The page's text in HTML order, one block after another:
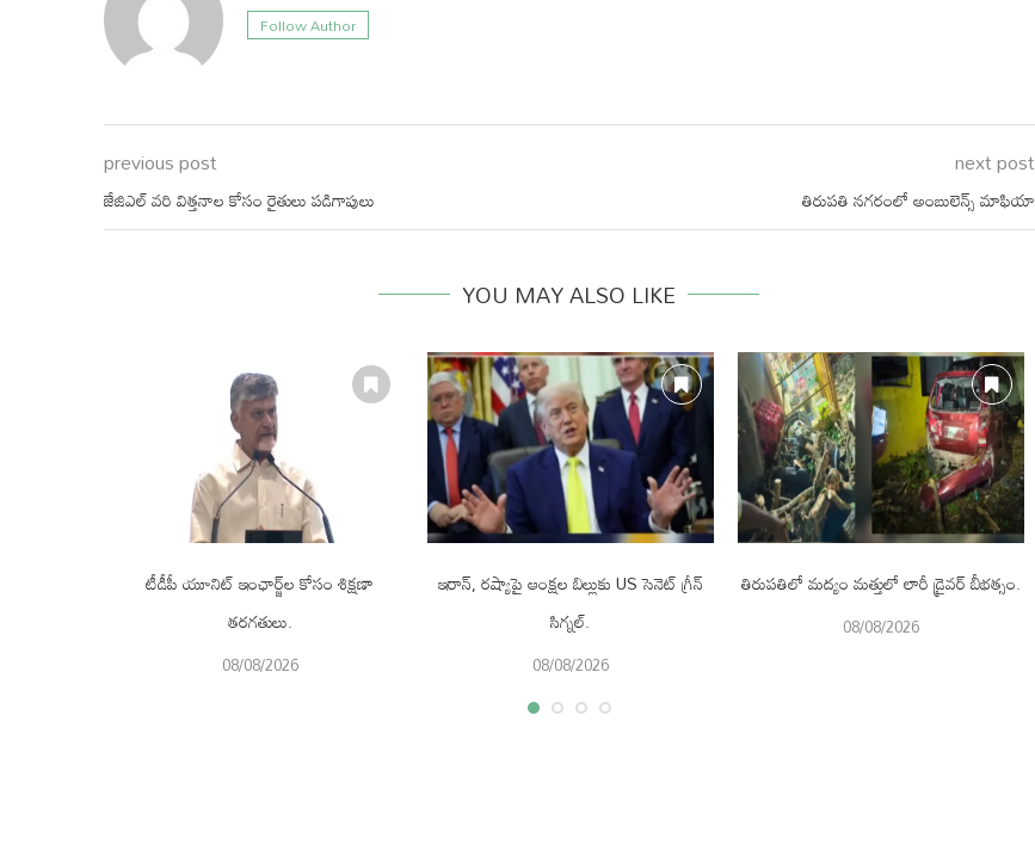
Follow Author
previous post
జేజిఎల్ వరి విత్తనాల కోసం రైతులు పడిగాపులు
next post
తిరుపతి నగరంలో అంబులెన్స్ మాఫియా
YOU MAY ALSO LIKE
టీడీపీ యూనిట్ ఇంఛార్జ్‌ల కోసం శిక్షణా
తరగతులు.
08/08/2026
ఇరాన్, రష్యాపై ఆంక్షల బిల్లుకు US సెనెట్ గ్రీన్
సిగ్నల్.
08/08/2026
తిరుపతిలో మద్యం మత్తులో లారీ డ్రైవర్ బీభత్సం.
08/08/2026